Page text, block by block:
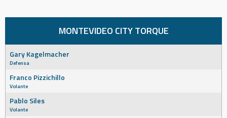
MONTEVIDEO CITY TORQUE
Gary Kagelmacher
Defensa
Franco Pizzichillo
Volante
Pablo Siles
Volante